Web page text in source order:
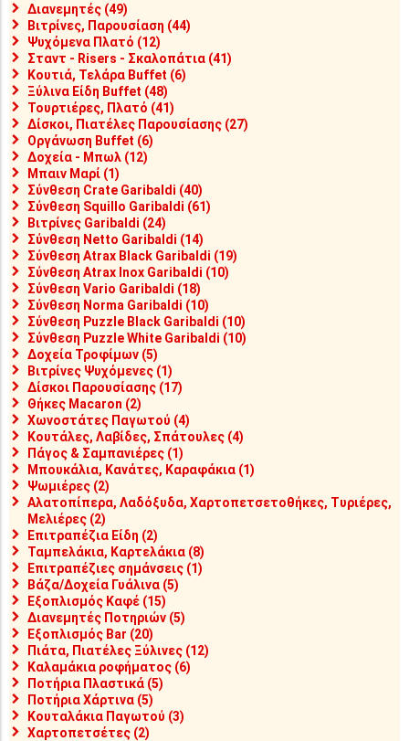
Διανεμητές (49)
Βιτρίνες, Παρουσίαση (44)
Ψυχόμενα Πλατό (12)
Σταντ - Risers - Σκαλοπάτια (41)
Κουτιά, Τελάρα Buffet (6)
Ξύλινα Είδη Buffet (48)
Τουρτιέρες, Πλατό (41)
Δίσκοι, Πιατέλες Παρουσίασης (27)
Οργάνωση Buffet (6)
Δοχεία - Μπωλ (12)
Μπαιν Μαρί (1)
Σύνθεση Crate Garibaldi (40)
Σύνθεση Squillo Garibaldi (61)
Βιτρίνες Garibaldi (24)
Σύνθεση Netto Garibaldi (14)
Σύνθεση Atrax Black Garibaldi (19)
Σύνθεση Atrax Inox Garibaldi (10)
Σύνθεση Vario Garibaldi (18)
Σύνθεση Norma Garibaldi (10)
Σύνθεση Puzzle Black Garibaldi (10)
Σύνθεση Puzzle White Garibaldi (10)
Δοχεία Τροφίμων (5)
Βιτρίνες Ψυχόμενες (1)
Δίσκοι Παρουσίασης (17)
Θήκες Macaron (2)
Χωνοστάτες Παγωτού (4)
Κουτάλες, Λαβίδες, Σπάτουλες (4)
Πάγος & Σαμπανιέρες (1)
Μπουκάλια, Κανάτες, Καραφάκια (1)
Ψωμιέρες (2)
Αλατοπίπερα, Λαδόξυδα, Χαρτοπετσετοθήκες, Τυριέρες,
Μελιέρες (2)
Επιτραπέζια Είδη (2)
Ταμπελάκια, Καρτελάκια (8)
Επιτραπέζιες σημάνσεις (1)
Βάζα/Δοχεία Γυάλινα (5)
Εξοπλισμός Καφέ (15)
Διανεμητές Ποτηριών (5)
Εξοπλισμός Bar (20)
Πιάτα, Πιατέλες Ξύλινες (12)
Καλαμάκια ροφήματος (6)
Ποτήρια Πλαστικά (5)
Ποτήρια Χάρτινα (5)
Κουταλάκια Παγωτού (3)
Χαρτοπετσέτες (2)